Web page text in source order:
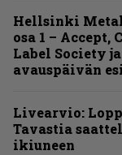
Hellsinki
osa 1 – Accept,
Label Society
avauspäivän
Livearvio:
Tavastia
ikiuneen